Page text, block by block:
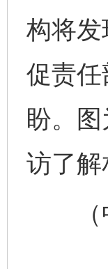
构将
促责
盼。
访了
（中
完善运行机